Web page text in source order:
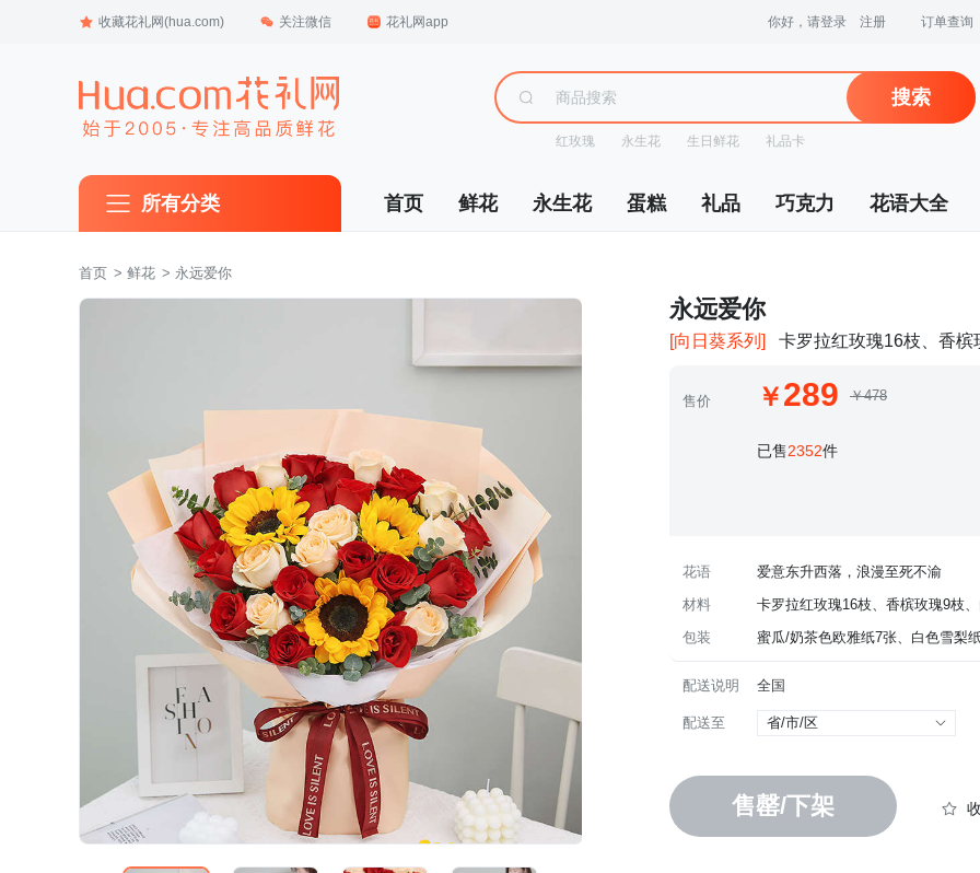
收藏花礼网(hua.com) 关注微信 花礼网app 你好，请登录 注册 订单查询
搜索
红玫瑰 永生花 生日鲜花 礼品卡
所有分类 首页 鲜花 永生花 蛋糕 礼品 巧克力 花语大全
首页 > 鲜花 > 永远爱你
永远爱你
[向日葵系列] 卡罗拉红玫瑰16枝、香
售价 289 ￥478
已售2352件
花语
爱意东升西落，浪漫至死不渝
材料
卡罗拉红玫瑰16枝、香槟玫瑰9枝
包装
蜜瓜/奶茶色欧雅纸7张、白色雪梨
配送说明 全国
配送至 省/市/区
售罄/下架